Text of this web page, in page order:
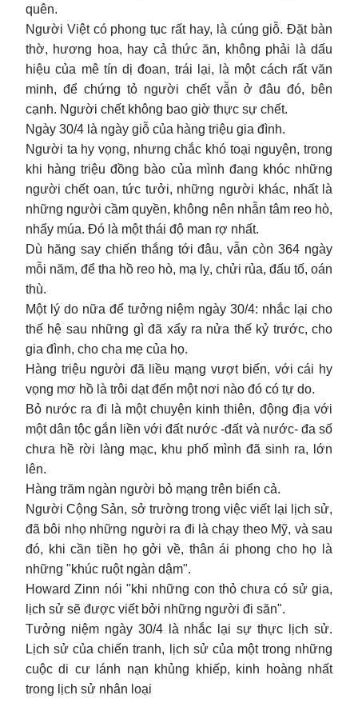
quên.
Người Việt có phong tục rất hay, là cúng giỗ. Đặt bàn
thờ, hương hoa, hay cả thức ăn, không phải là dấu
hiệu của mê tín dị đoan, trái lại, là một cách rất văn
minh, để chứng tỏ người chết vẫn ở đâu đó, bên
cạnh. Người chết không bao giờ thực sự chết.
Ngày 30/4 là ngày giỗ của hàng triệu gia đình.
Người ta hy vọng, nhưng chắc khó toại nguyện, trong
khi hàng triệu đồng bào của mình đang khóc những
người chết oan, tức tưởi, những người khác, nhất là
những người cầm quyền, không nên nhẫn tâm reo hò,
nhẩy múa. Đó là một thái độ man rợ nhất.
Dù hăng say chiến thắng tới đâu, vẫn còn 364 ngày
mỗi năm, để tha hồ reo hò, mạ lỵ, chửi rủa, đấu tố, oán
thù.
Một lý do nữa để tưởng niệm ngày 30/4: nhắc lại cho
thế hệ sau những gì đã xẩy ra nửa thế kỷ trước, cho
gia đình, cho cha mẹ của họ.
Hàng triệu người đã liều mạng vượt biển, với cái hy
vọng mơ hồ là trôi dạt đến một nơi nào đó có tự do.
Bỏ nước ra đi là một chuyện kinh thiên, động địa với
một dân tộc gắn liền với đất nước -đất và nước- đa số
chưa hề rời làng mạc, khu phố mình đã sinh ra, lớn
lên.
Hàng trăm ngàn người bỏ mạng trên biển cả.
Người Cộng Sản, sở trường trong việc viết lại lịch sử,
đã bôi nhọ những người ra đi là chạy theo Mỹ, và sau
đó, khi cần tiền họ gởi về, thân ái phong cho họ là
những "khúc ruột ngàn dậm".
Howard Zinn nói "khi những con thỏ chưa có sử gia,
lịch sử sẽ được viết bởi những người đi săn".
Tưởng niệm ngày 30/4 là nhắc lại sự thực lịch sử.
Lịch sử của chiến tranh, lịch sử của một trong những
cuộc di cư lánh nạn khủng khiếp, kinh hoàng nhất
trong lịch sử nhân loại